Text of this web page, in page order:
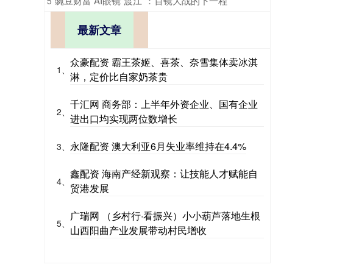
最新文章
1、
众豪配资 霸王茶姬、喜茶、奈雪集体卖冰淇
淋，定价比自家奶茶贵
2、
千汇网 商务部：上半年外资企业、国有企业
进出口均实现两位数增长
3、 永隆配资 澳大利亚6月失业率维持在4.4%
4、
鑫配资 海南产经新观察：让技能人才赋能自
贸港发展
5、
广瑞网 （乡村行·看振兴）小小葫芦落地生根
山西阳曲产业发展带动村民增收